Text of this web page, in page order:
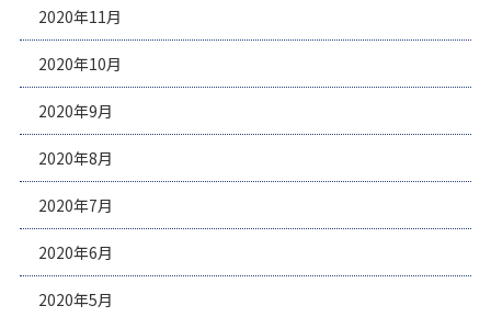
2020年11月
2020年10月
2020年9月
2020年8月
2020年7月
2020年6月
2020年5月